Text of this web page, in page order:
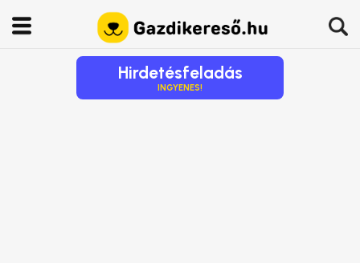
Hirdetésfeladás
INGYENES!